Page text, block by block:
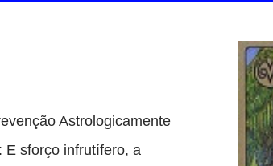
Astrologicamente
E sforço infrutífero, a